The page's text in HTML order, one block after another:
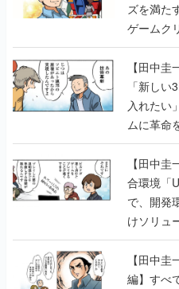
ズを満た
ゲームク
【若ゲの
【田中圭
「新し
入れたい
ムに革命
のいたり
【田中
合環境「
で、開発
けソリュ
に行って
【田中
編】すべ